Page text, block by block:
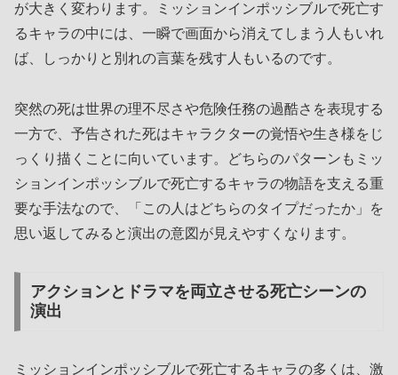
が大きく変わります。ミッションインポッシブルで死亡す
るキャラの中には、一瞬で画面から消えてしまう人もいれ
ば、しっかりと別れの言葉を残す人もいるのです。
突然の死は世界の理不尽さや危険任務の過酷さを表現する
一方で、予告された死はキャラクターの覚悟や生き様をじ
っくり描くことに向いています。どちらのパターンもミッ
ションインポッシブルで死亡するキャラの物語を支える重
要な手法なので、「この人はどちらのタイプだったか」を
思い返してみると演出の意図が見えやすくなります。
アクションとドラマを両立させる死亡シーンの
演出
ミッションインポッシブルで死亡するキャラの多くは、激